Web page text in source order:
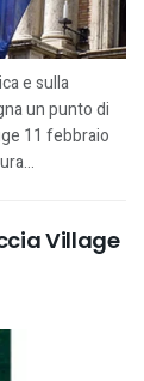
e sulla
un punto di
11 febbraio
Village